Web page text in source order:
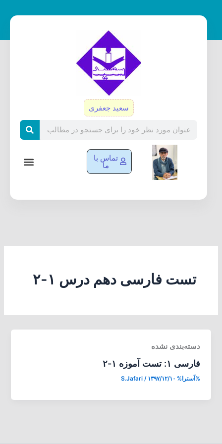
سعید جعفری
تماس با
ما
تست فارسی دهم درس ۱-۲
دسته‌بندی نشده
فارسی ۱: تست آموزه ۱-۲
%آسترا% S.Jafari / ۱۳۹۷/۱۲/۱۰